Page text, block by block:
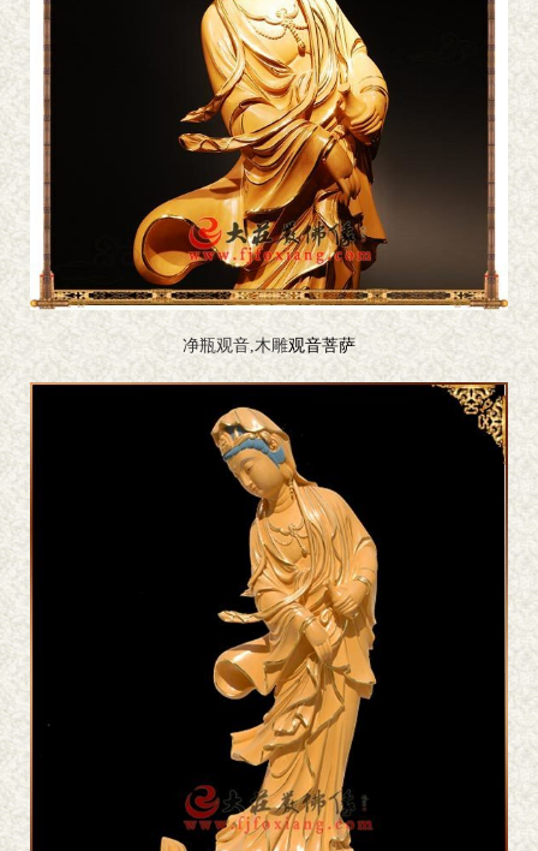
净瓶观音,木雕观音菩萨